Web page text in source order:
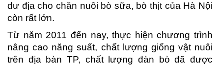
dư địa cho chăn nuôi bò sữa, bò thịt của Hà Nội
còn rất lớn.
Từ năm 2011 đến nay, thực hiện chương trình
nâng cao năng suất, chất lượng giống vật nuôi
trên địa bàn TP, chất lượng đàn bò đã được